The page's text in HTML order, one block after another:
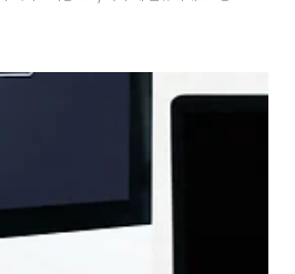
의적인(Malicious)'과 '소프트웨어
다. 바이러스, 웜, 트로이 목마, 스파이웨어,
당하죠.그렇다면 내 컴퓨터가 악성코드에 감
까요? 대표적인 증상들을 미리 알아두면 빠